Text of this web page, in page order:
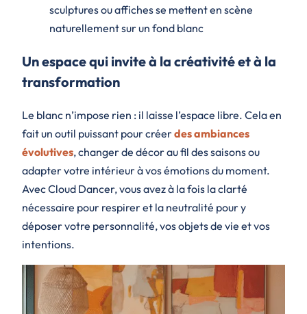
sculptures ou affiches se mettent en scène
naturellement sur un fond blanc
Un espace qui invite à la créativité et à la
transformation
Le blanc n’impose rien : il laisse l’espace libre. Cela en
fait un outil puissant pour créerdes ambiances
évolutives, changer de décor au fil des saisons ou
adapter votre intérieur à vos émotions du moment.
Avec Cloud Dancer, vous avez à la fois la clarté
nécessaire pour respirer et la neutralité pour y
déposer votre personnalité, vos objets de vie et vos
intentions.